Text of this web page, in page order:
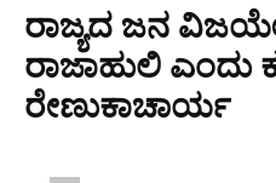
ರಾಜ್ಯದ ಜನ
ರಾಜಾಹುಲಿ ಎಂದು
ರೇಣುಕಾಚಾರ್ಯ